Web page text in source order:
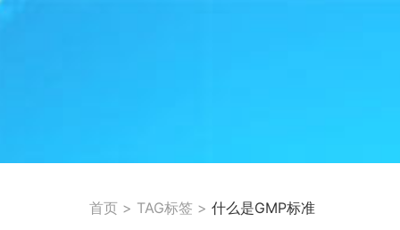
首页 > TAG标签 > 什么是GMP标准